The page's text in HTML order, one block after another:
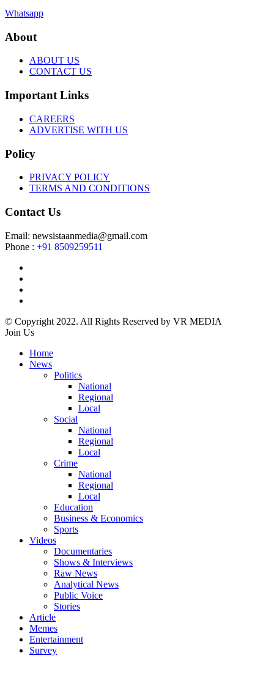
Whatsapp
About
ABOUT US
CONTACT US
Important Links
CAREERS
ADVERTISE WITH US
Policy
PRIVACY POLICY
TERMS AND CONDITIONS
Contact Us
Email: newsistaanmedia@gmail.com
Phone : +91 8509259511
© Copyright 2022. All Rights Reserved by VR MEDIA
Join Us
Home
News
Politics
National
Regional
Local
Social
National
Regional
Local
Crime
National
Regional
Local
Education
Business & Economics
Sports
Videos
Documentaries
Shows & Interviews
Raw News
Analytical News
Public Voice
Stories
Article
Memes
Entertainment
Survey